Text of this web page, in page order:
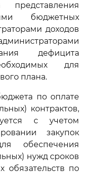
бюджетных
доходов
дефицита
для
плана.
по оплате
контрактов,
с учетом
закупок
обеспечения
нужд сроков
обязательств по